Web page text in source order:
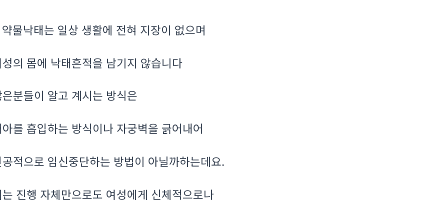
약물낙태는 일상 생활에 전혀 지장이 없으며
의 몸에 낙태흔적을 남기지 않습니다
분들이 알고 계시는 방식은
를 흡입하는 방식이나 자궁벽을 긁어내어
적으로 임신중단하는 방법이 아닐까하는데요.
진행 자체만으로도 여성에게 신체적으로나